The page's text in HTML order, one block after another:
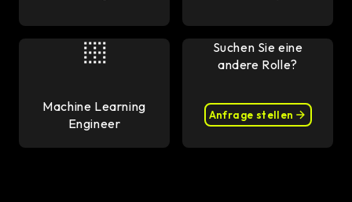
Machine Learning
Engineer
Suchen Sie eine
andere Rolle?
Anfrage stellen